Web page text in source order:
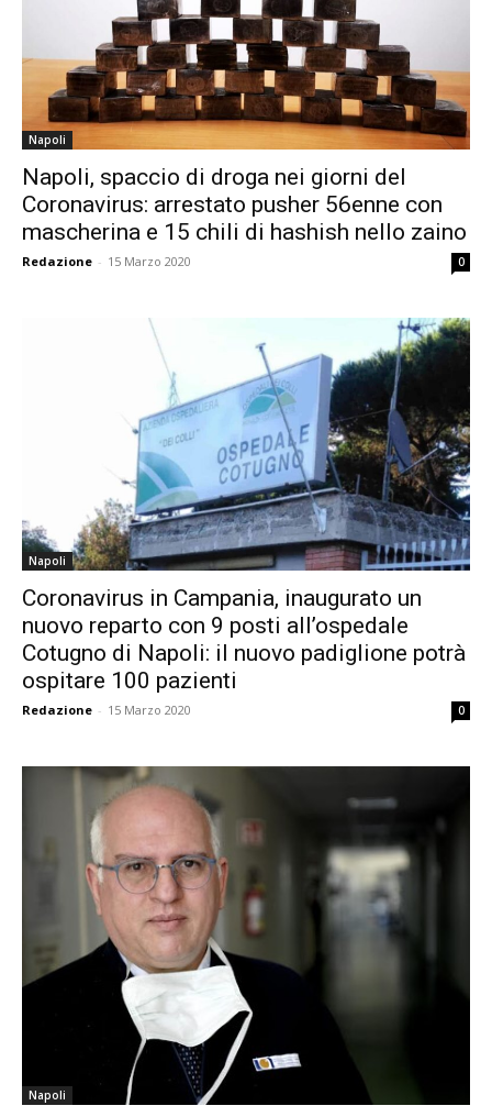
Napoli
Napoli, spaccio di droga nei giorni del
Coronavirus: arrestato pusher 56enne con
mascherina e 15 chili di hashish nello zaino
Redazione - 15 Marzo 2020 0
Napoli
Coronavirus in Campania, inaugurato un
nuovo reparto con 9 posti all’ospedale
Cotugno di Napoli: il nuovo padiglione potrà
ospitare 100 pazienti
Redazione - 15 Marzo 2020 0
Napoli